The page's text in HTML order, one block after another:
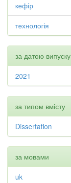
кефір
технологія
за датою випуску
2021
за типом вмісту
Dissertation
за мовами
uk